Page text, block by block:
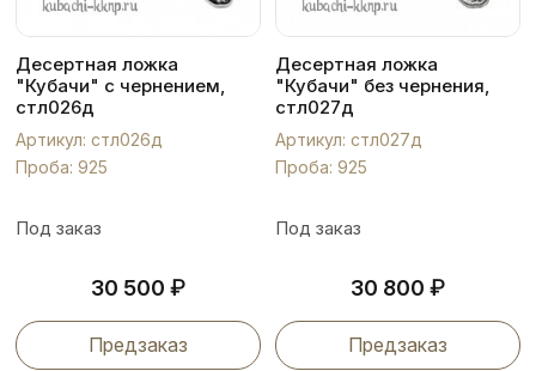
Десертная ложка
"Кубачи" с чернением,
стл026д
Артикул: стл026д
Проба: 925
Под заказ
30 500 ₽
Предзаказ
Десертная ложка
"Кубачи" без чернения,
стл027д
Артикул: стл027д
Проба: 925
Под заказ
30 800 ₽
Предзаказ